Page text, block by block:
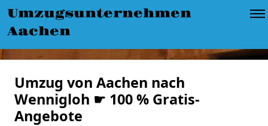
Umzugsunternehmen
Aachen
Umzug von Aachen nach
Wennigloh ☛ 100 % Gratis-
Angebote